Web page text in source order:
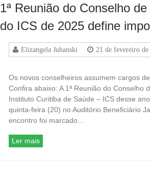
1ª Reunião do Conselho
do ICS de 2025 define
Elizangela Jubanski 21 de fevereiro de
Os novos conselheiros assumem cargos
Confira abaixo: A 1ª Reunião do Conselho
Instituto Curitiba de Saúde – ICS desse
quinta-feira (20) no Auditório Beneficiário
encontro foi marcado…
Ler mais